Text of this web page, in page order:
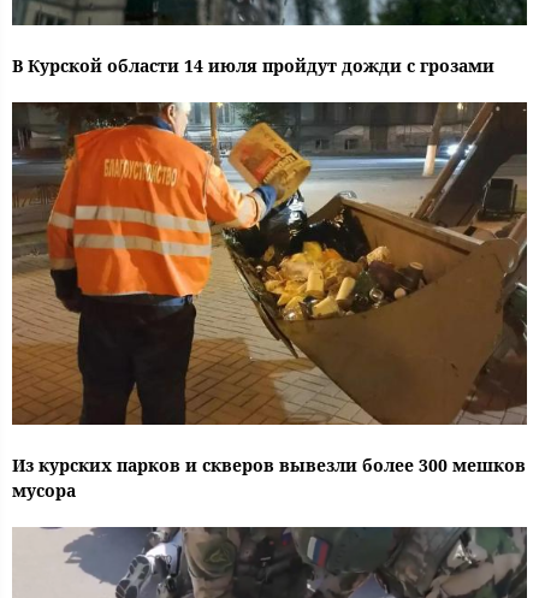
В Курской области 14 июля пройдут дожди с грозами
Из курских парков и скверов вывезли более 300 мешков
мусора